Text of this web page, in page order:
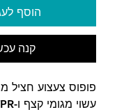
הוסף
קנה
פופוס צעצוע חציל